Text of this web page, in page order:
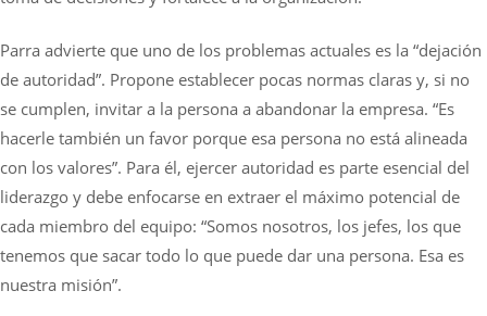
Parra advierte que uno de los problemas actuales es la “dejación
de autoridad”. Propone establecer pocas normas claras y, si no
se cumplen, invitar a la persona a abandonar la empresa. “Es
hacerle también un favor porque esa persona no está alineada
con los valores”. Para él, ejercer autoridad es parte esencial del
liderazgo y debe enfocarse en extraer el máximo potencial de
cada miembro del equipo: “Somos nosotros, los jefes, los que
tenemos que sacar todo lo que puede dar una persona. Esa es
nuestra misión”.